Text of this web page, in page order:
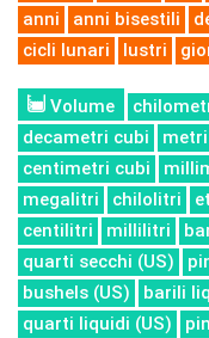
anni
anni bisestili
cicli lunari
lustri
Volume
decametri cubi
centimetri cubi
megalitri
chilolitri
centilitri
millilitri
quarti secchi (US)
bushels (US)
barili
quarti liquidi (US)